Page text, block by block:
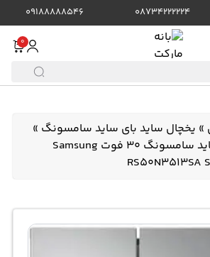
08734222224
09188888546
0
» یخچال ساید بای ساید سامسونگ »
یخچال ساید بای ساید سامسونگ 30 فوت Samsung
RS50N3513SA